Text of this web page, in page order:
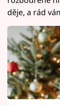
děje, a rád